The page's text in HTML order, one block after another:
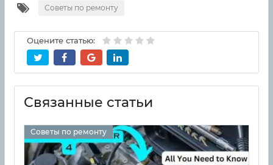
Советы по ремонту
Оцените статью:
Связанные статьи
Советы по ремонту